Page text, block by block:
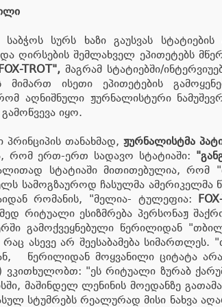
სურს ხაზი გაუსვას
ღირსების შემლახველ ეპითეტებს
TROT",მაგრამ სტატიებში/
მიმართ ისეთი ეპითეტების
აღნიშნული ჟურნალისტური
იყო.
პრინციპის თანახმად,ჟურნალისტმა
რომ ერთ-ერთ სადავო სტატიაში:
სტატიაში მითითებულია, რომ
სამოგზაუროდ ჩასულმა ამერიკელმა
რომანის, "მე­ლია- ტულე­ფია:
რიტუალი ესიზმრება პერსონაჟ
გამოქვეყნებული წერილიდან
რაც ასევე არ შეესაბამება
წერილიდან მოყვანილი ციტატა
ვკითხულობთ: "ეს რი­ტუ­ა­ლი ზუ­რაბ
მა­შინ­დელ ლე­ნი­ნის მო­ე­დან­ზე
სტუმ­რებს რე­ა­ლუ­რად მი­სი ნახ­ვა